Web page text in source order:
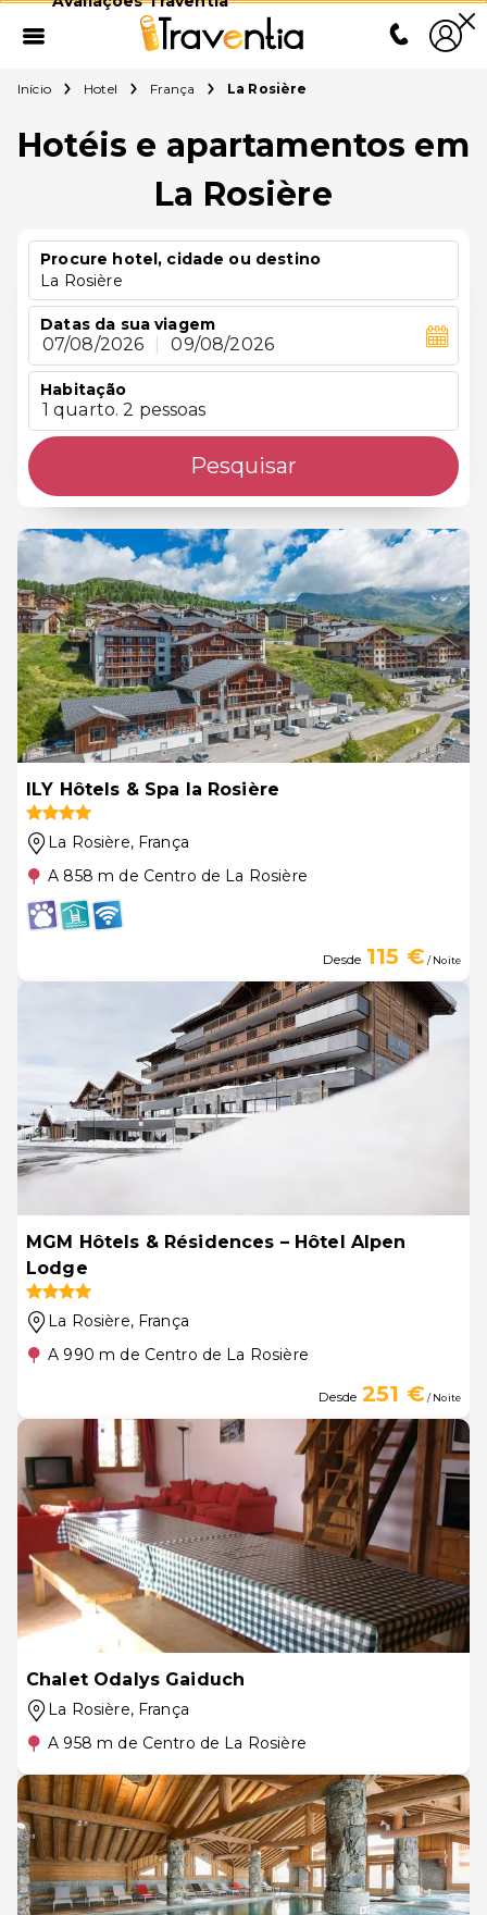
Início Hotel França La Rosière
Hotéis e apartamentos em
La Rosière
Procure hotel, cidade ou destino
La Rosière
Datas da sua viagem
07/08/2026 09/08/2026
Habitação
1 quarto. 2 pessoas
Pesquisar
ILY Hôtels & Spa la Rosière
La Rosière, França
A 858 m de Centro de La Rosière
Desde 115 €/ Noite
MGM Hôtels & Résidences – Hôtel Alpen
Lodge
La Rosière, França
A 990 m de Centro de La Rosière
Desde 251 €/ Noite
Chalet Odalys Gaiduch
La Rosière, França
A 958 m de Centro de La Rosière